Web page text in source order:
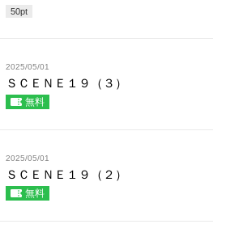
50pt
2025/05/01
ＳＣＥＮＥ１９（３）
無料
2025/05/01
ＳＣＥＮＥ１９（２）
無料